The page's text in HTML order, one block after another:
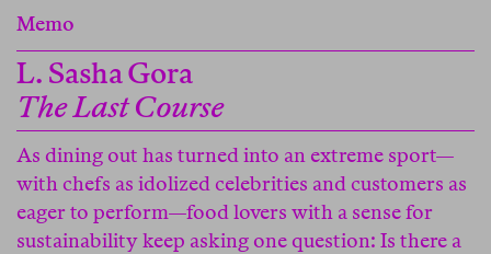
Memo
L. Sasha Gora
The Last Course
As dining out has turned into an extreme sport—
with chefs as idolized celebrities and customers as
eager to perform—food lovers with a sense for
sustainability keep asking one question: Is there a